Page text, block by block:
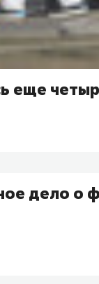
еще
дело о